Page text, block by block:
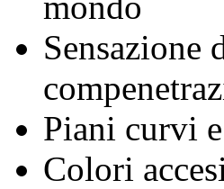
Sensazione
Piani curvi
Colori